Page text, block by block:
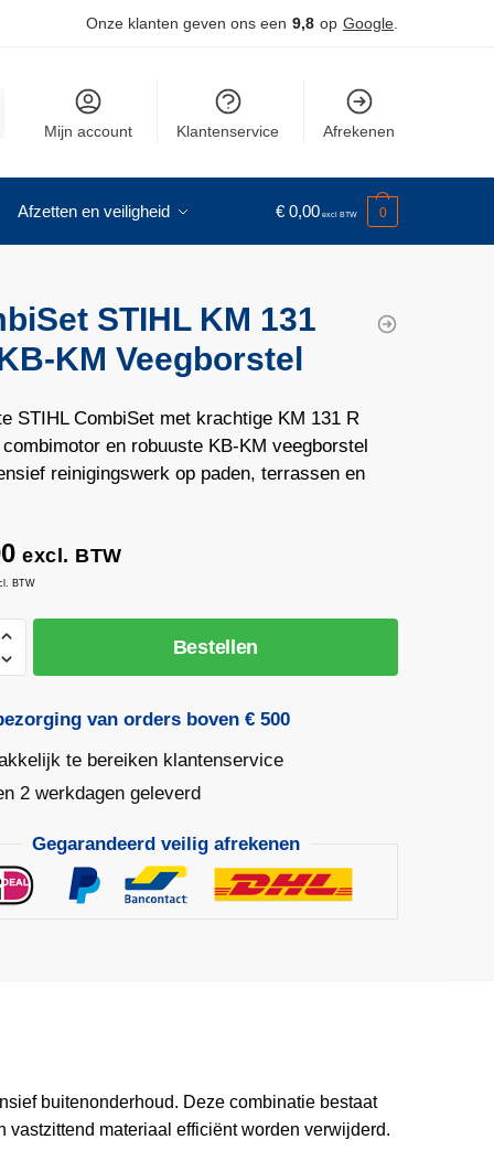
Onze klanten geven ons een 9,8 op Google
Mijn account Klantenservice Afrekenen
Afzetten en veiligheid € 0,00 0
STIHL KM 131
KM Veegborstel
STIHL CombiSet met krachtige KM 131 R
en robuuste KB-KM veegborstel
reinigingswerk op paden, terrassen en
excl. BTW
BTW
Bestellen
van orders boven € 500
te bereiken klantenservice
2 werkdagen geleverd
Gegarandeerd veilig afrekenen
buitenonderhoud. Deze combinatie bestaat
vastzittend materiaal efficiënt worden verwijderd.